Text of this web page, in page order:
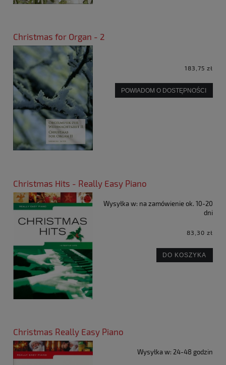
Christmas for Organ - 2
183,75 zł
POWIADOM O DOSTĘPNOŚCI
Christmas Hits - Really Easy Piano
Wysyłka w: na zamówienie ok. 10-20
dni
83,30 zł
DO KOSZYKA
Christmas Really Easy Piano
Wysyłka w: 24-48 godzin